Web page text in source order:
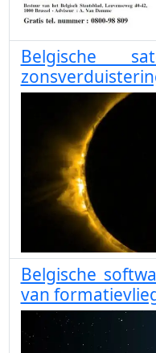
Belgische
Belgische
van